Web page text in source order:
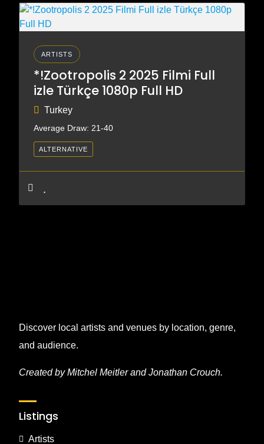
ARTISTS
*!Zootropolis 2 2025 Filmi Full
izle Türkçe 1080p Full HD
Turkey
Average Draw: 21-40
ALTERNATIVE
Discover local artists and venues by location, genre,
and audience.
Created by Mitchel Meitler and Jonathan Crouch.
Listings
Artists